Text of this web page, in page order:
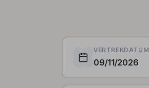
VERTREKDATUM
09/11/2026